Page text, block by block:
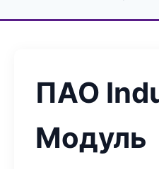
ПАО
Модуль